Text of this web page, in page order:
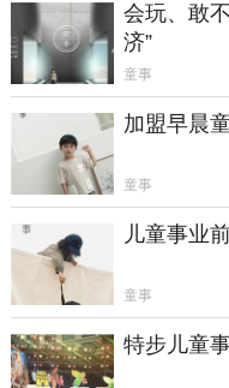
会玩、敢
济”
童事
加盟早晨
童事
儿童事业
童事
特步儿童